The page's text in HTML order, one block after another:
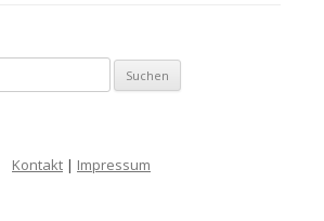
Kontakt | Impressum